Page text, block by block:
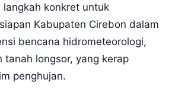
langkah konkret untuk
Kabupaten Cirebon dalam
bencana hidrometeorologi,
tanah longsor, yang kerap
penghujan.